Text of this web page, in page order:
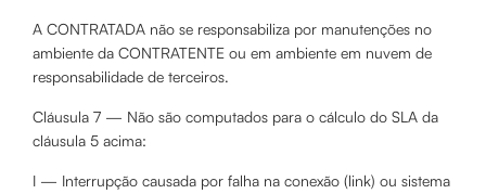
A CONTRATADA não se responsabiliza por manutenções no
ambiente da CONTRATENTE ou em ambiente em nuvem de
responsabilidade de terceiros.
Cláusula 7 — Não são computados para o cálculo do SLA da
cláusula 5 acima:
I — Interrupção causada por falha na conexão (link) ou sistema